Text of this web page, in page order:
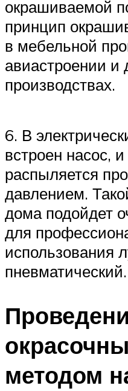
окрашиваемой
принцип
в мебельной
авиастроении и
производствах.
6. В
встроен насос,
распыляется
давлением.
дома подойдет
для
использования
пневматический.
методом